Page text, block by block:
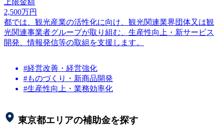
2,500万円
都では、観光産業の活性化に向け、観光関連業界団体又は観
光関連事業者グループが取り組む、生産性向上・新サービス
開発、情報発信等の取組を支援します。
#経営改善・経営強化
#ものづくり・新商品開発
#生産性向上・業務効率化
東京都エリアの補助金を探す